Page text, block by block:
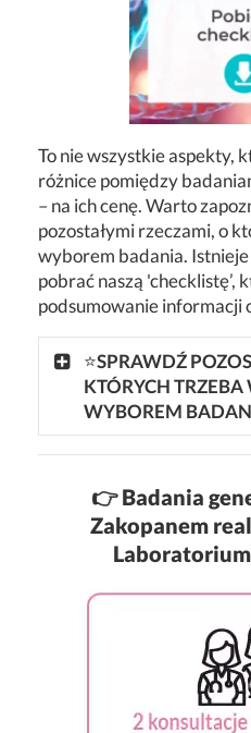
To nie wszystkie aspekty,
różnice pomiędzy
– na ich cenę. Warto
pozostałymi rzeczami, o
wyborem badania.
pobrać naszą 'checklistę’,
podsumowanie informacji
⭐SPRAWDŹ
KTÓRYCH TRZEBA
WYBOREM
👉Badania
Zakopanem